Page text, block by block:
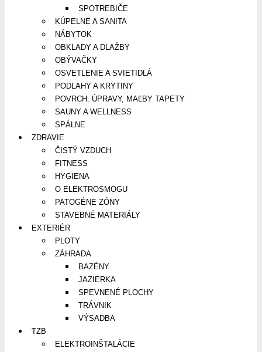
SPOTREBIČE
KÚPELNE A SANITA
NÁBYTOK
OBKLADY A DLAŽBY
OBÝVAČKY
OSVETLENIE A SVIETIDLÁ
PODLAHY A KRYTINY
POVRCH. ÚPRAVY, MAĽBY TAPETY
SAUNY A WELLNESS
SPÁLNE
ZDRAVIE
ČISTÝ VZDUCH
FITNESS
HYGIENA
O ELEKTROSMOGU
PATOGÉNE ZÓNY
STAVEBNÉ MATERIÁLY
EXTERIÉR
PLOTY
ZÁHRADA
BAZÉNY
JAZIERKA
SPEVNENÉ PLOCHY
TRÁVNIK
VÝSADBA
TZB
ELEKTROINŠTALÁCIE